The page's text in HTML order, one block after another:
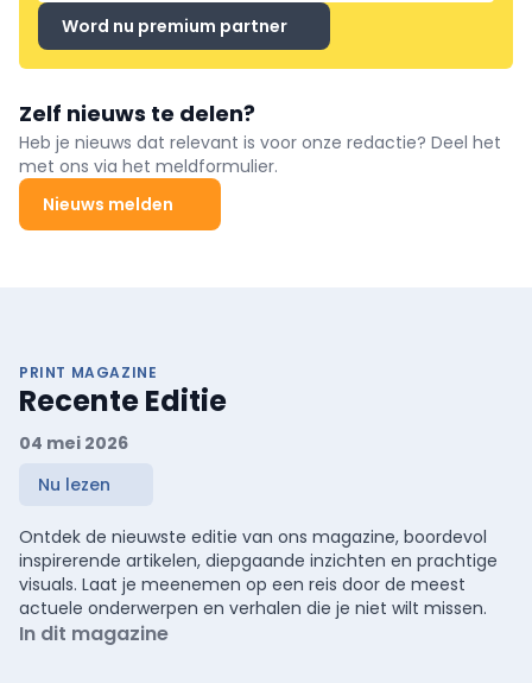
Word nu premium partner
Zelf nieuws te delen?
Heb je nieuws dat relevant is voor onze redactie? Deel het
met ons via het meldformulier.
Nieuws melden
PRINT MAGAZINE
Recente Editie
04 mei 2026
Nu lezen
Ontdek de nieuwste editie van ons magazine, boordevol
inspirerende artikelen, diepgaande inzichten en prachtige
visuals. Laat je meenemen op een reis door de meest
actuele onderwerpen en verhalen die je niet wilt missen.
In dit magazine